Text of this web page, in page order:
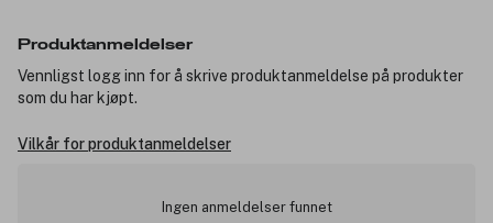
Produktanmeldelser
Vennligst logg inn for å skrive produktanmeldelse på produkter
som du har kjøpt.
Vilkår for produktanmeldelser
Ingen anmeldelser funnet